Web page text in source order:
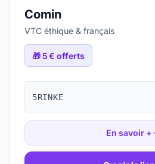
Comin
VTC éthique & français
🎁5 € offerts
5RINKE
En savoir +